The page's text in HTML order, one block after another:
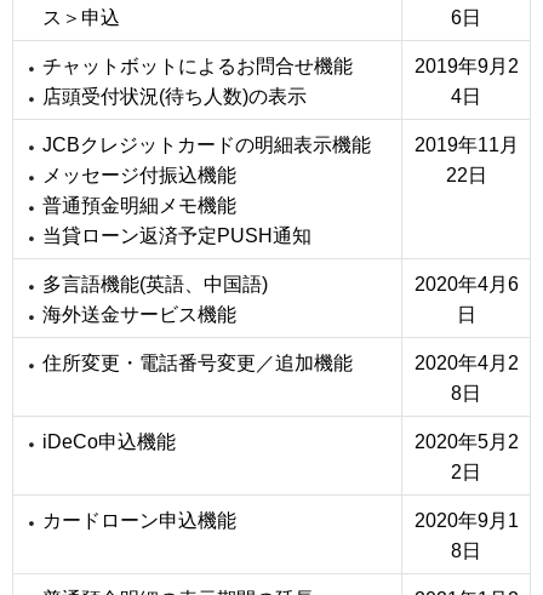
ス＞申込
6日
チャットボットによるお問合せ機能
店頭受付状況(待ち人数)の表示
2019年9月2
4日
JCBクレジットカードの明細表示機能
メッセージ付振込機能
普通預金明細メモ機能
当貸ローン返済予定PUSH通知
2019年11月
22日
多言語機能(英語、中国語)
海外送金サービス機能
2020年4月6
日
住所変更・電話番号変更／追加機能
2020年4月2
8日
iDeCo申込機能
2020年5月2
2日
カードローン申込機能
2020年9月1
8日